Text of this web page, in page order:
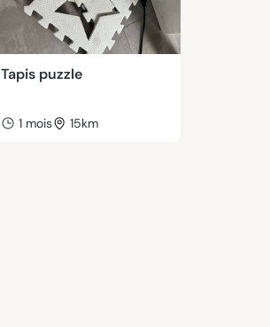
Tapis puzzle
1 mois 15km